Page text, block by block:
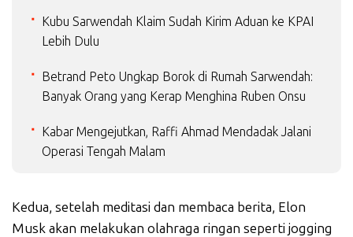
Kubu Sarwendah Klaim Sudah Kirim Aduan ke KPAI
Lebih Dulu
Betrand Peto Ungkap Borok di Rumah Sarwendah:
Banyak Orang yang Kerap Menghina Ruben Onsu
Kabar Mengejutkan, Raffi Ahmad Mendadak Jalani
Operasi Tengah Malam
Kedua, setelah meditasi dan membaca berita, Elon
Musk akan melakukan olahraga ringan seperti jogging